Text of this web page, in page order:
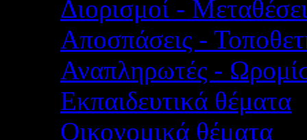
Διορισμοί -
Αποσπάσεις -
Αναπληρωτές -
Εκπαιδευτικά θέματα
Οικονομικά θέματα